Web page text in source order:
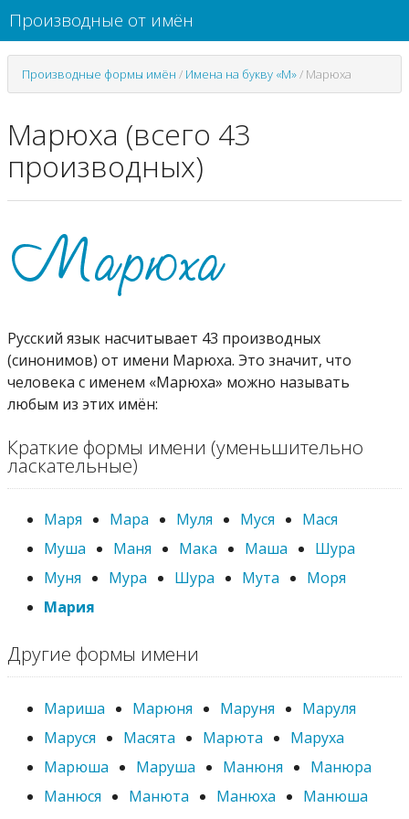
Производные от имён
Производные формы имён / Имена на букву «М»/ Марюха
Марюха (всего 43
производных)
Русский язык насчитывает 43 производных
(синонимов) от имени Марюха. Это значит, что
человека с именем «Марюха» можно называть
любым из этих имён:
Краткие формы имени (уменьшительно
ласкательные)
Маря Мара Муля Муся
Мася
Муша
Маня Мака Маша
Шура
Муня
Мура Шура Мута
Моря
Мария
Другие формы имени
Мариша Марюня Маруня
Маруля
Маруся
Масята Марюта
Маруха
Марюша
Маруша Манюня
Манюра
Манюся
Манюта Манюха
Манюша